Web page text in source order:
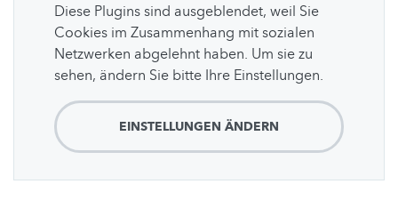
Diese Plugins sind ausgeblendet, weil Sie
Cookies im Zusammenhang mit sozialen
Netzwerken abgelehnt haben. Um sie zu
sehen, ändern Sie bitte Ihre Einstellungen.
EINSTELLUNGEN ÄNDERN